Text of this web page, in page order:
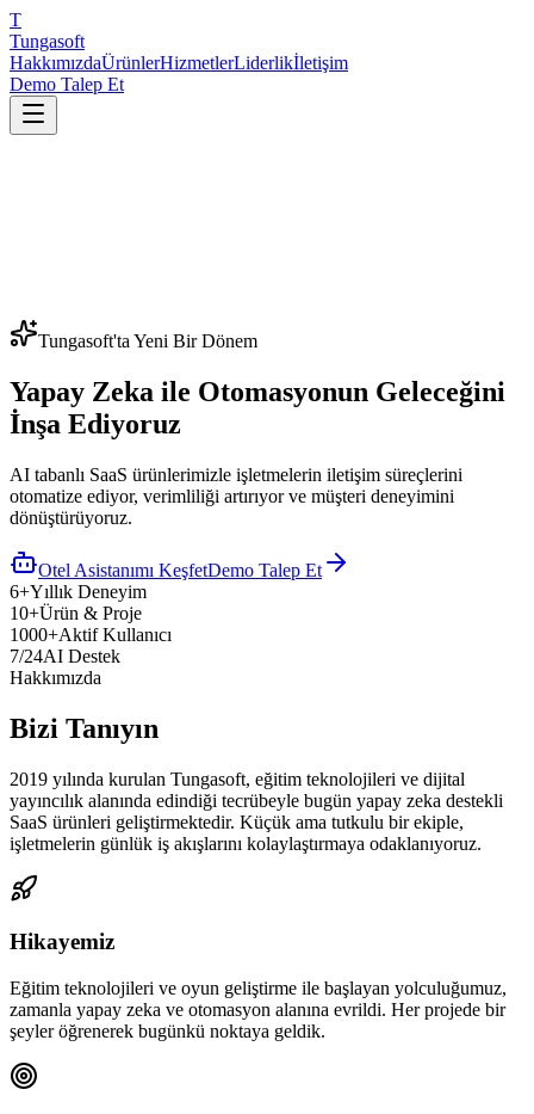
T
Tungasoft
HakkımızdaÜrünlerHizmetlerLiderlikİletişim
Demo Talep Et
Tungasoft'ta Yeni Bir Dönem
Yapay Zeka ile Otomasyonun Geleceğini
İnşa Ediyoruz
AI tabanlı SaaS ürünlerimizle işletmelerin iletişim süreçlerini
otomatize ediyor, verimliliği artırıyor ve müşteri deneyimini
dönüştürüyoruz.
Otel Asistanımı KeşfetDemo Talep Et
6+Yıllık Deneyim
10+Ürün & Proje
1000+Aktif Kullanıcı
7/24AI Destek
Hakkımızda
Bizi Tanıyın
2019 yılında kurulan Tungasoft, eğitim teknolojileri ve dijital
yayıncılık alanında edindiği tecrübeyle bugün yapay zeka destekli
SaaS ürünleri geliştirmektedir. Küçük ama tutkulu bir ekiple,
işletmelerin günlük iş akışlarını kolaylaştırmaya odaklanıyoruz.
Hikayemiz
Eğitim teknolojileri ve oyun geliştirme ile başlayan yolculuğumuz,
zamanla yapay zeka ve otomasyon alanına evrildi. Her projede bir
şeyler öğrenerek bugünkü noktaya geldik.